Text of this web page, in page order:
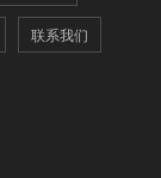
联系我们